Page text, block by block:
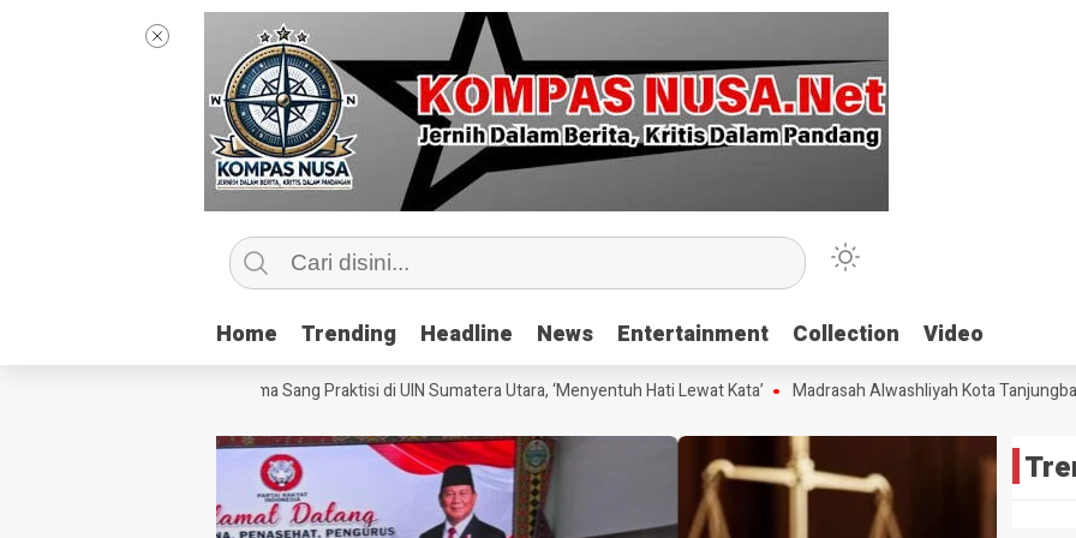
Home Trending Headline News Entertainment Collection Video
Home Trending Headline News Entertainment Collection Video
Kelas Jurnalisme Bersama Sang Praktisi di UIN Sumatera Utara, ‘Menyentuh Hati Lewat Kata’ Madrasah Alwashliyah Kota Tanjungbalai